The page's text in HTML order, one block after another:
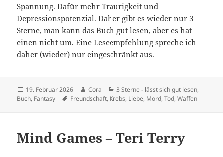
Spannung. Dafür mehr Traurigkeit und
Depressionspotenzial. Daher gibt es wieder nur 3
Sterne, man kann das Buch gut lesen, aber es hat
einen nicht um. Eine Leseempfehlung spreche ich
daher (wieder) nur eingeschränkt aus.
Veröffentlicht
am
19. Februar 2026 Autor
Cora Kategorien
3 Sterne - lässt sich gut lesen,
Buch, Fantasy Schlagwörter
Freundschaft, Krebs, Liebe, Mord,Tod,Waffen
Mind Games – Teri Terry